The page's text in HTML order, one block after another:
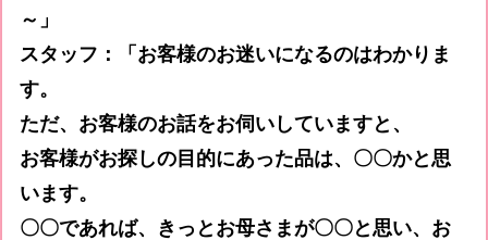
～」
スタッフ：「お客様のお迷いになるのはわかりま
す。
ただ、お客様のお話をお伺いしていますと、
お客様がお探しの目的にあった品は、〇〇かと思
います。
〇〇であれば、きっとお母さまが〇〇と思い、お